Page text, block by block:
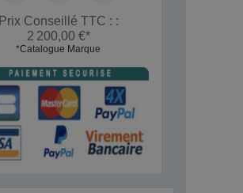
Prix Conseillé TTC : :
2 200,00 €*
*Catalogue Marque